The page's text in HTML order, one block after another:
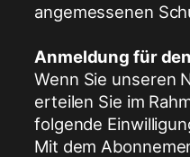
angemessenen
Anmeldung für
Wenn Sie unseren
erteilen Sie im
folgende
Mit dem